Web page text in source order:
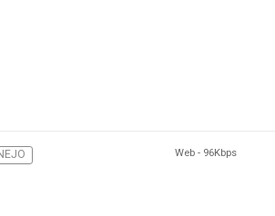
Web - 96Kbps